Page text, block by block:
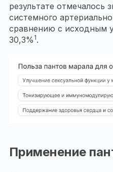
результате отмечалось
системного
сравнению с исходным
30,3% 1.
Применение